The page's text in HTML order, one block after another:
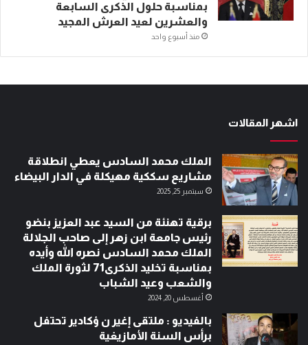
بمناسبة حلول الذكرى السابعة
والعشرين لعيد العرش المجيد
منذ أسبوع واحد
اشهر المقالات
الملك محمد السادس يعطي انطلاقة
مشاريع سككية مهيكلة في الدار البيضاء
سبتمبر 25, 2025
برقية تهنئة من السيد عبد العزيز بنضو
رئيس جامعة ابن زهر إلى صاحب الجلالة
الملك محمد السادس نصره الله وأيده
بمناسبة تخليد الذكرى71 لثورة الملك
والشعب وعيد الشباب
أغسطس 20, 2024
بالفيديو : ملتقى إغير ن ؤكادير تحتفل
برأس السنة الأمازيغية